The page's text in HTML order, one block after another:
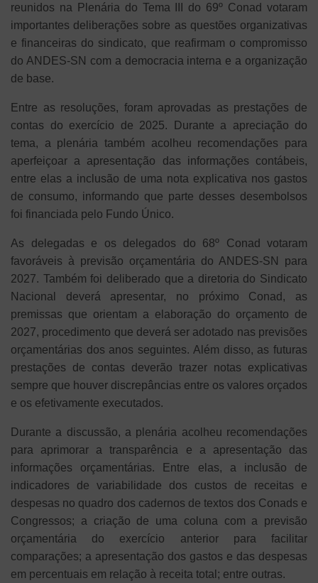
reunidos na Plenária do Tema III do 69º Conad votaram
importantes deliberações sobre as questões organizativas
e financeiras do sindicato, que reafirmam o compromisso
do ANDES-SN com a democracia interna e a organização
de base.
Entre as resoluções, foram aprovadas as prestações de
contas do exercício de 2025. Durante a apreciação do
tema, a plenária também acolheu recomendações para
aperfeiçoar a apresentação das informações contábeis,
entre elas a inclusão de uma nota explicativa nos gastos
de consumo, informando que parte desses desembolsos
foi financiada pelo Fundo Único.
As delegadas e os delegados do 68º Conad votaram
favoráveis à previsão orçamentária do ANDES-SN para
2027. Também foi deliberado que a diretoria do Sindicato
Nacional deverá apresentar, no próximo Conad, as
premissas que orientam a elaboração do orçamento de
2027, procedimento que deverá ser adotado nas previsões
orçamentárias dos anos seguintes. Além disso, as futuras
prestações de contas deverão trazer notas explicativas
sempre que houver discrepâncias entre os valores orçados
e os efetivamente executados.
Durante a discussão, a plenária acolheu recomendações
para aprimorar a transparência e a apresentação das
informações orçamentárias. Entre elas, a inclusão de
indicadores de variabilidade dos custos de receitas e
despesas no quadro dos cadernos de textos dos Conads e
Congressos; a criação de uma coluna com a previsão
orçamentária do exercício anterior para facilitar
comparações; a apresentação dos gastos e das despesas
em percentuais em relação à receita total; entre outras.